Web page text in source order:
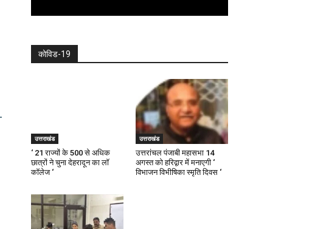
कोविड-19
उत्तराखंड
‘ 21 राज्यों के 500 से अधिक
छात्रों ने चुना देहरादून का लाॅ
काॅलेज ‘
उत्तराखंड
उत्तरांचल पंजाबी महासभा 14
अगस्त को हरिद्वार में मनाएगी ‘
विभाजन विभीषिका स्मृति दिवस ‘